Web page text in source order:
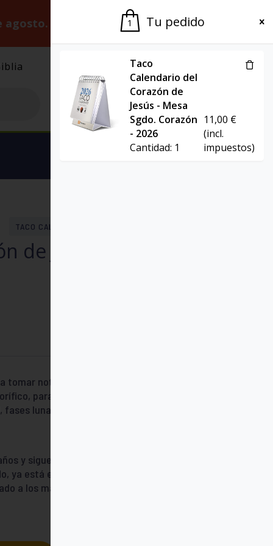
agosto. Gracias por la paciencia.
El Grupo
Ver carrito
TACO CALENDARIO DEL CORAZÓN DE JESÚS
de Jesús – Clásico
notas cada día. El imán permite
para tenerlo siempre a la vista.
lunares, citas célebres, reflexiones,
y sigue siendo un imprescindible en
ya está el PEQUETaco: versión infantil
a los más pequeños.
1 Tu pedido
Taco
Calendario del
Corazón de
Jesús - Mesa
Sgdo. Corazón
- 2026
Cantidad: 1
11,00 €
(incl.
impuestos)